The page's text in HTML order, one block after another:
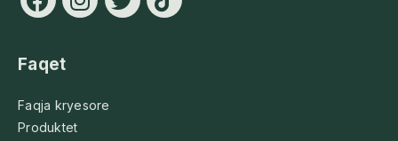
Faqet
Faqja kryesore
Produktet